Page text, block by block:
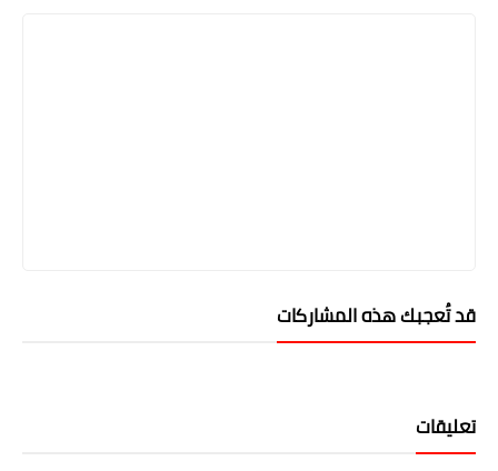
قد تُعجبك هذه المشاركات
تعليقات